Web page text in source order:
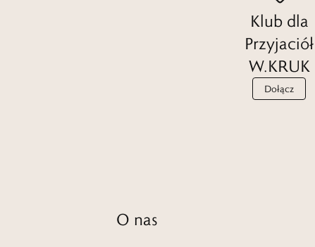
Klub dla
Przyjaciół
W.KRUK
Dołącz
O nas